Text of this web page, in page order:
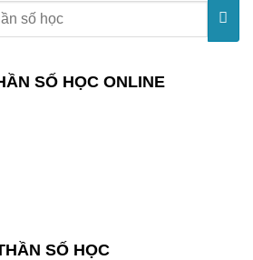
SỐ HỌC ONLINE
SỐ HỌC